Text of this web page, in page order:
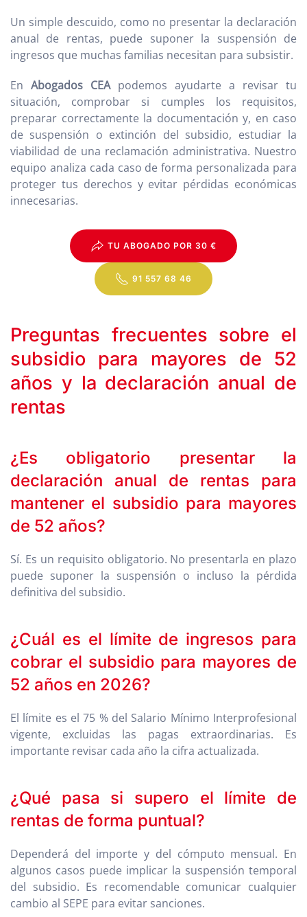
Un simple descuido, como no presentar la declaración
anual de rentas, puede suponer la suspensión de
ingresos que muchas familias necesitan para subsistir.
En Abogados CEApodemos ayudarte a revisar tu
situación, comprobar si cumples los requisitos,
preparar correctamente la documentación y, en caso
de suspensión o extinción del subsidio, estudiar la
viabilidad de una reclamación administrativa. Nuestro
equipo analiza cada caso de forma personalizada para
proteger tus derechos y evitar pérdidas económicas
innecesarias.
TU ABOGADO POR 30 €
91 557 68 46
Preguntas frecuentes sobre el
subsidio para mayores de 52
años y la declaración anual de
rentas
¿Es obligatorio presentar la
declaración anual de rentas para
mantener el subsidio para mayores
de 52 años?
Sí. Es un requisito obligatorio. No presentarla en plazo
puede suponer la suspensión o incluso la pérdida
definitiva del subsidio.
¿Cuál es el límite de ingresos para
cobrar el subsidio para mayores de
52 años en 2026?
El límite es el 75 % del Salario Mínimo Interprofesional
vigente, excluidas las pagas extraordinarias. Es
importante revisar cada año la cifra actualizada.
¿Qué pasa si supero el límite de
rentas de forma puntual?
Dependerá del importe y del cómputo mensual. En
algunos casos puede implicar la suspensión temporal
del subsidio. Es recomendable comunicar cualquier
cambio al SEPE para evitar sanciones.